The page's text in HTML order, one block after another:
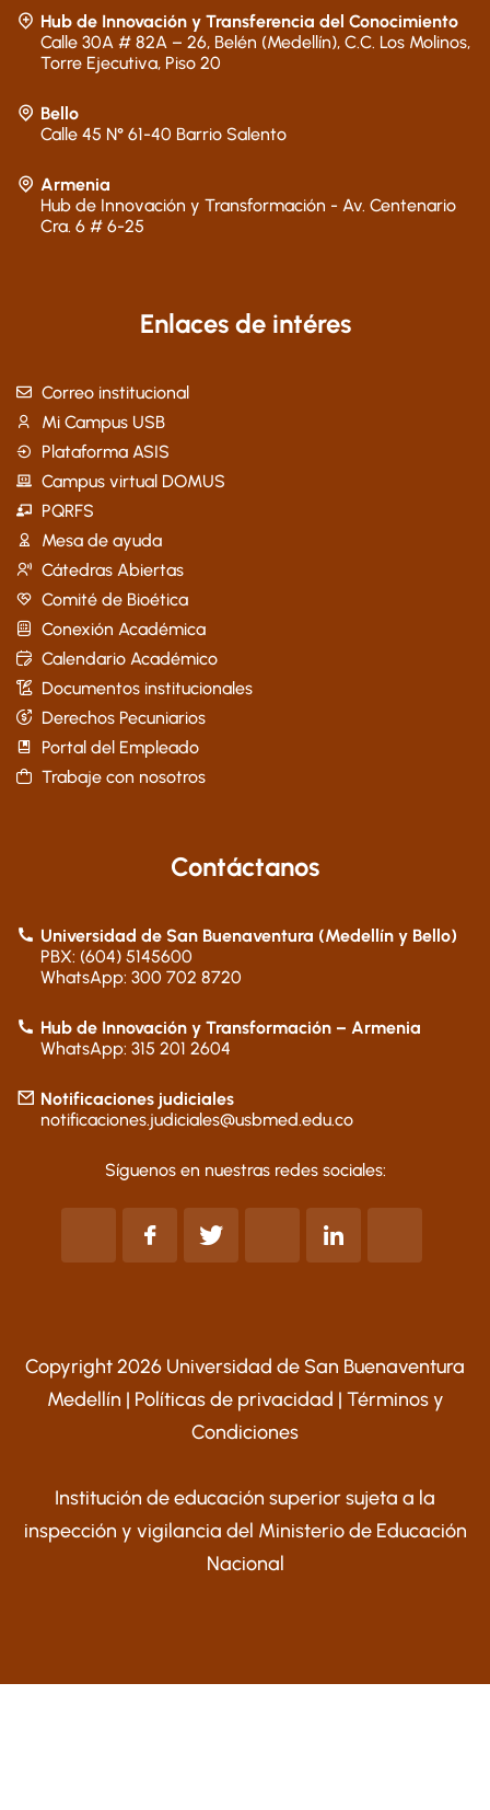
Hub de Innovación y Transferencia del Conocimiento
Calle 30A # 82A – 26, Belén (Medellín), C.C. Los Molinos,
Torre Ejecutiva, Piso 20
Bello
Calle 45 N° 61-40 Barrio Salento
Armenia
Hub de Innovación y Transformación - Av. Centenario
Cra. 6 # 6-25
Enlaces de intéres
Correo institucional
Mi Campus USB
Plataforma ASIS
Campus virtual DOMUS
PQRFS
Mesa de ayuda
Cátedras Abiertas
Comité de Bioética
Conexión Académica
Calendario Académico
Documentos institucionales
Derechos Pecuniarios
Portal del Empleado
Trabaje con nosotros
Contáctanos
Universidad de San Buenaventura (Medellín y Bello)
PBX: (604) 5145600
WhatsApp: 300 702 8720
Hub de Innovación y Transformación – Armenia
WhatsApp: 315 201 2604
Notificaciones judiciales
notificaciones.judiciales@usbmed.edu.co
Síguenos en nuestras redes sociales:
Copyright 2026 Universidad de San Buenaventura
Medellín | Políticas de privacidad | Términos y
Condiciones
Institución de educación superior sujeta a la
inspección y vigilancia del Ministerio de Educación
Nacional